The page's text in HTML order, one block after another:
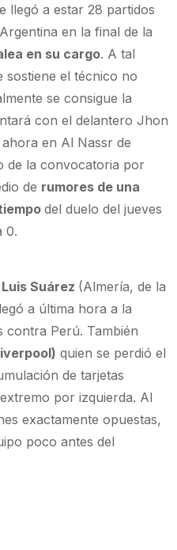
llegó a estar 28 partidos
en la final de la
en su cargo. A tal
sostiene el técnico no
se consigue la
con el delantero Jhon
en Al Nassr de
de la convocatoria por
de rumores de una
del duelo del jueves
0.
Luis Suárez (Almería, de la
a última hora a la
Perú. También
quien se perdió el
de tarjetas
por izquierda. Al
exactamente opuestas,
poco antes del